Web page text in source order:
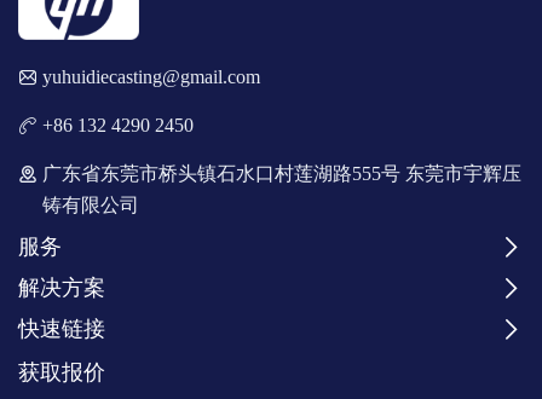
yuhuidiecasting@gmail.com
+86 132 4290 2450
广东省东莞市桥头镇石水口村莲湖路555号 东莞市宇辉压
铸有限公司
服务
解决方案
快速链接
获取报价